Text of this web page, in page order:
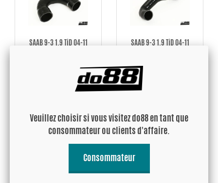
SAAB 9-3 1.9 TiD 04-11
Acheter!
SAAB 9-3 1.9 TiD 04-11
111.80 EUR
Acheter!
Veuillez choisir si vous visitez do88 en tant que
consommateur ou clients d'affaire.
Consommateur